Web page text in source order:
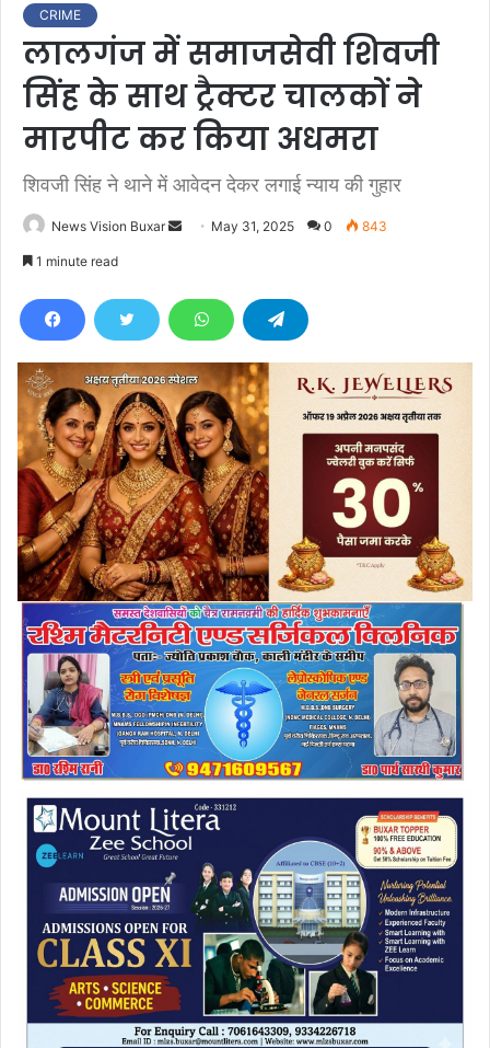
CRIME
लालगंज में समाजसेवी शिवजी
सिंह के साथ ट्रैक्टर चालकों ने
मारपीट कर किया अधमरा
शिवजी सिंह ने थाने में आवेदन देकर लगाई न्याय की गुहार
News Vision Buxar
d
e
m
a
i
l
May 31, 2025 0 843
1 minute read